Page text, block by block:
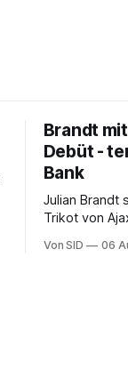
Brandt
Debüt -
Bank
Julian Brandt
Trikot von
Von SID 06